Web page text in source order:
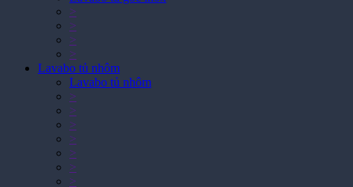
>
>
>
>
Lavabo tủ nhôm
Lavabo tủ nhôm
>
>
>
>
>
>
>